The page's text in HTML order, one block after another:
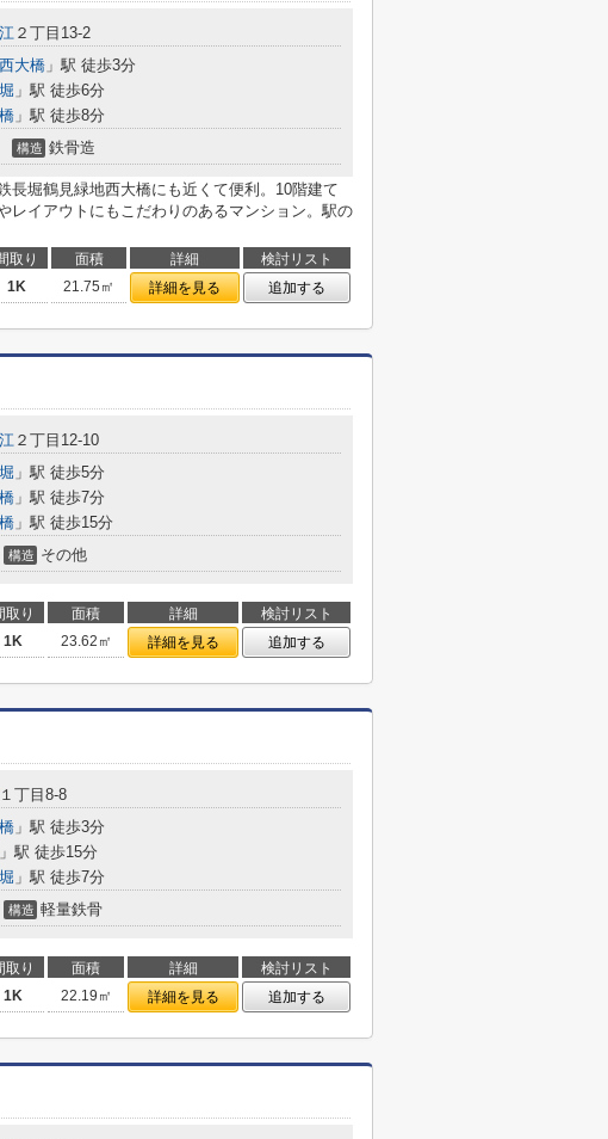
２丁目13-2
西大橋 」駅 徒歩3分
」駅 徒歩6分
」駅 徒歩8分
構造 鉄骨造
長堀鶴見緑地西大橋にも近くて便利。10階建て
レイアウトにもこだわりのあるマンション。駅の
取り 面積 詳細
検討リスト
1K 21.75㎡ 詳細を見る 追加する
２丁目12-10
」駅 徒歩5分
」駅 徒歩7分
」駅 徒歩15分
構造 その他
取り 面積 詳細
検討リスト
1K 23.62㎡ 詳細を見る 追加する
１丁目8-8
」駅 徒歩3分
」駅 徒歩15分
」駅 徒歩7分
構造 軽量鉄骨
取り 面積 詳細
検討リスト
1K 22.19㎡ 詳細を見る 追加する